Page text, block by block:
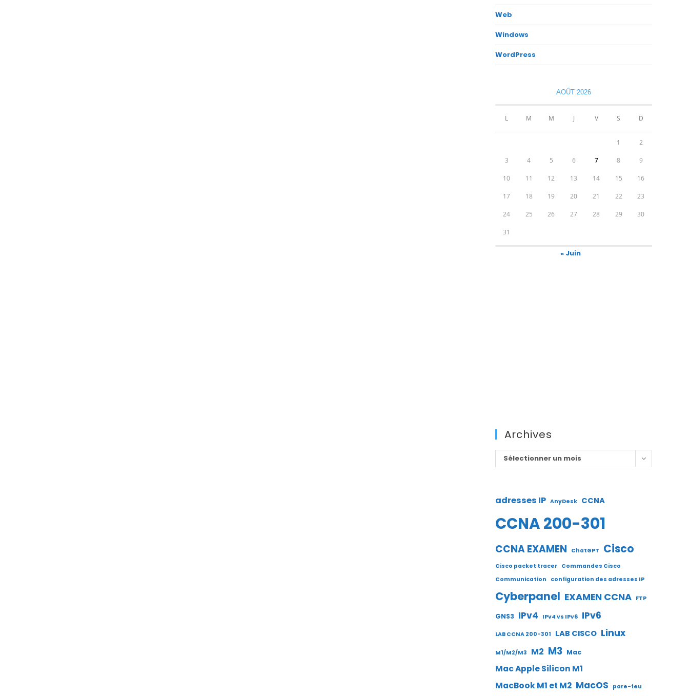
Web
Windows
WordPress
AOÛT 2026
L M M J V S D
1 2
3 4 5 6 7 8 9
10 11 12 13 14 15 16
17 18 19 20 21 22 23
24 25 26 27 28 29 30
31
« Juin
Archives
Archives
Sélectionner un mois
adresses IP AnyDesk CCNA
CCNA 200-301
CCNA EXAMEN ChatGPT Cisco
Cisco packet tracer Commandes Cisco
Communication
configuration des adresses IP
Cyberpanel EXAMEN CCNA FTP
GNS3 IPv4 IPv4 vs IPv6 IPv6
LAB CCNA 200-301 LAB CISCO Linux
M1/M2/M3 M2 M3 Mac
Mac Apple Silicon M1
MacBook M1 et M2 MacOS pare-feu